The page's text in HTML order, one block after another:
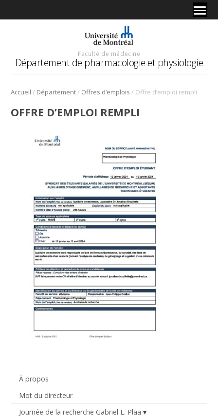
Faculté de médecine
Département de pharmacologie et physiologie
Accueil / Département/ Offres d’emplois / Offre d’emploi rempli
À propos
Mot du directeur
Journée de la recherche Gabriel L. Plaa
OFFRE D’EMPLOI REMPLI